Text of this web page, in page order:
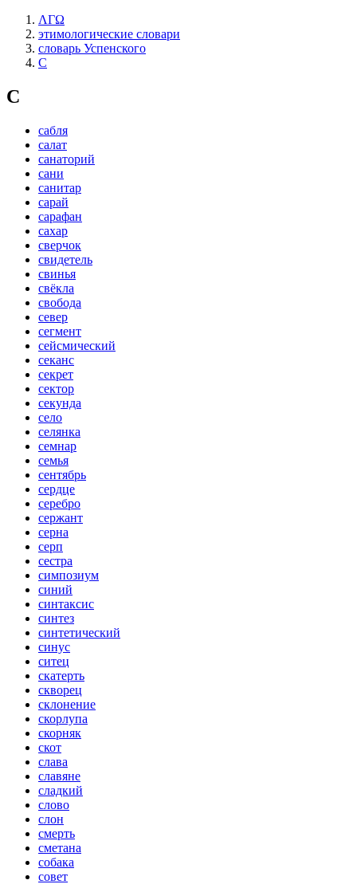
ΛΓΩ
этимологические словари
словарь Успенского
С
С
сабля
салат
санаторий
сани
санитар
сарай
сарафан
сахар
сверчок
свидетель
свинья
свёкла
свобода
север
сегмент
сейсмический
секанс
секрет
сектор
секунда
село
селянка
семнар
семья
сентябрь
сердце
серебро
сержант
серна
серп
сестра
симпозиум
синий
синтаксис
синтез
синтетический
синус
ситец
скатерть
скворец
склонение
скорлупа
скорняк
скот
слава
славяне
сладкий
слово
слон
смерть
сметана
собака
совет